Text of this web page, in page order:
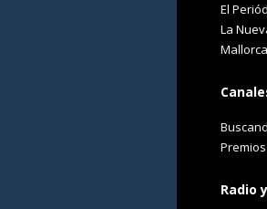
El
La
Radio